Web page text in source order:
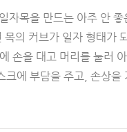
자목을 만드는 아주 안
목의 커브가 일자 형태가
손을 대고 머리를 눌러
크에 부담을 주고, 손상을